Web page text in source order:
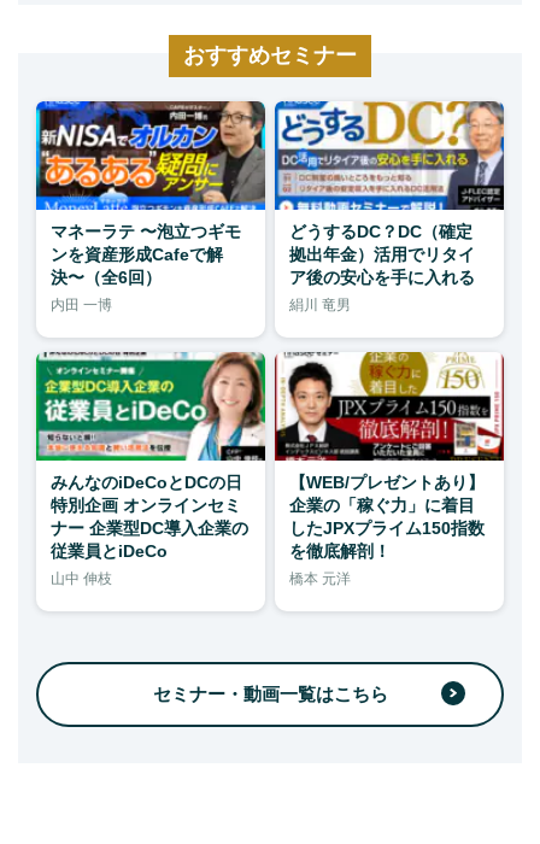
おすすめセミナー
マネーラテ 〜泡立つギモ
ンを資産形成Cafeで解
決〜（全6回）
内田 一博
どうするDC？DC（確定
拠出年金）活用でリタイ
ア後の安心を手に入れる
絹川 竜男
みんなのiDeCoとDCの日
特別企画 オンラインセミ
ナー 企業型DC導入企業の
従業員とiDeCo
山中 伸枝
【WEB/プレゼントあり】
企業の「稼ぐ力」に着目
したJPXプライム150指数
を徹底解剖！
橋本 元洋
セミナー・動画一覧はこちら